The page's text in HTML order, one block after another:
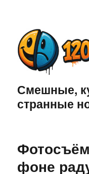
Смешные,
странные
фоне